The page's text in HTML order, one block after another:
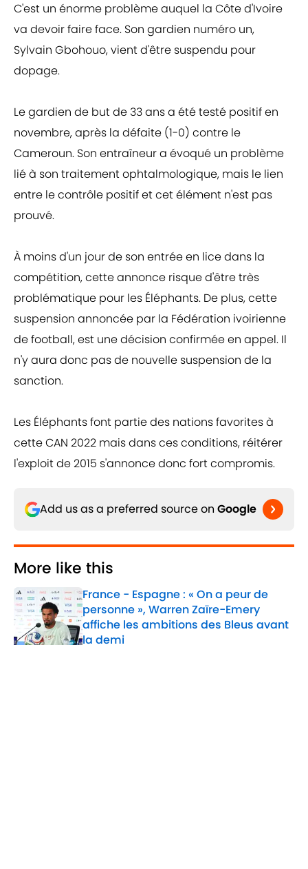
C'est un énorme problème auquel la Côte d'Ivoire
va devoir faire face. Son gardien numéro un,
Sylvain Gbohouo, vient d'être suspendu pour
dopage.
Le gardien de but de 33 ans a été testé positif en
novembre, après la défaite (1-0) contre le
Cameroun. Son entraîneur a évoqué un problème
lié à son traitement ophtalmologique, mais le lien
entre le contrôle positif et cet élément n'est pas
prouvé.
À moins d'un jour de son entrée en lice dans la
compétition, cette annonce risque d'être très
problématique pour les Éléphants. De plus, cette
suspension annoncée par la Fédération ivoirienne
de football, est une décision confirmée en appel. Il
n'y aura donc pas de nouvelle suspension de la
sanction.
Les Éléphants font partie des nations favorites à
cette CAN 2022 mais dans ces conditions, réitérer
l'exploit de 2015 s'annonce donc fort compromis.
Add us as a preferred source on Google
More like this
France - Espagne : « On a peur de
personne », Warren Zaïre-Emery
affiche les ambitions des Bleus avant
la demi